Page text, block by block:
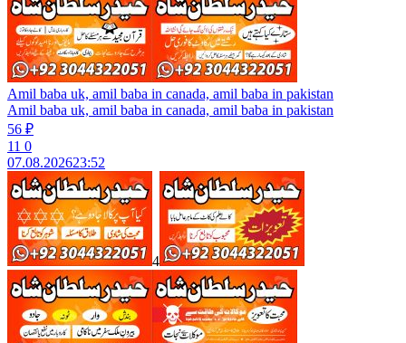
Amil baba uk, amil baba in canada, amil baba in pakistan
Amil baba uk, amil baba in canada, amil baba in pakistan
56 ₽
11 0
07.08.202623:52
4